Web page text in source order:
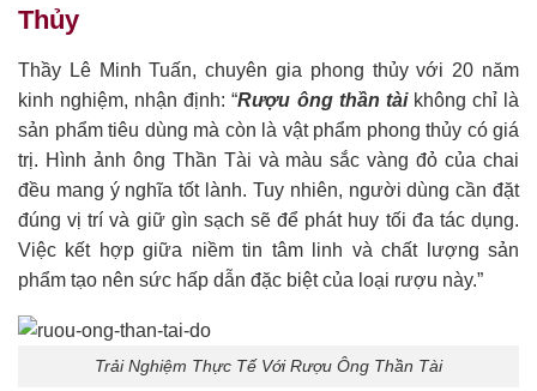
Thủy
Thầy Lê Minh Tuấn, chuyên gia phong thủy với 20 năm
kinh nghiệm, nhận định: “Rượu ông thần tàikhông chỉ là
sản phẩm tiêu dùng mà còn là vật phẩm phong thủy có giá
trị. Hình ảnh ông Thần Tài và màu sắc vàng đỏ của chai
đều mang ý nghĩa tốt lành. Tuy nhiên, người dùng cần đặt
đúng vị trí và giữ gìn sạch sẽ để phát huy tối đa tác dụng.
Việc kết hợp giữa niềm tin tâm linh và chất lượng sản
phẩm tạo nên sức hấp dẫn đặc biệt của loại rượu này.”
Trải Nghiệm Thực Tế Với Rượu Ông Thần Tài